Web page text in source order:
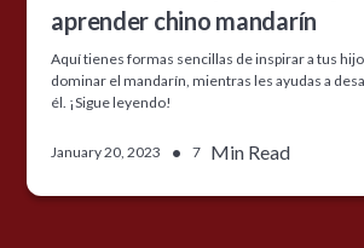
aprender chino mandarín
Aquí tienes formas sencillas de inspirar a tus
dominar el mandarín, mientras les ayudas a
él. ¡Sigue leyendo!
January 20, 2023 • 7 Min Read